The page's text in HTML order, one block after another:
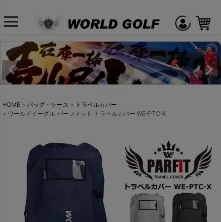
HOME バッグ・ケース
トラベルカバー
ワールドイーグル パーフィット トラベルカバー WE-PTC-X